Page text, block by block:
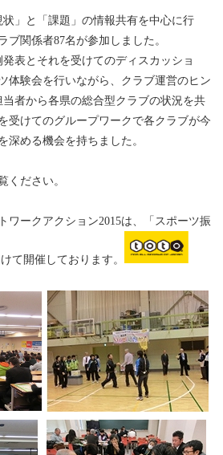
」と「課題」の情報共有を中心に行
ブ関係者87名が参加しました。
表とそれを受けてのディスカッショ
体験会を行いながら、クラブ運営のヒン
当者から各県の総合型クラブの状況を共
受けてのグループワークで各クラブが今
深める機会を持ちました。
ください。
ークアクション2015は、「スポーツ振
て開催しております。